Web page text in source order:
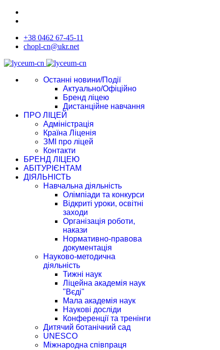
+38 0462 67-45-11
chopl-cn@ukr.net
Останні новини/Події
Актуально/Офіційно
Бренд ліцею
Дистанційне навчання
ПРО ЛІЦЕЙ
Адміністрація
Країна Ліценія
ЗМІ про ліцей
Контакти
БРЕНД ЛІЦЕЮ
АБІТУРІЄНТАМ
ДІЯЛЬНІСТЬ
Навчальна діяльність
Олімпіади та конкурси
Відкриті уроки, освітні
заходи
Організація роботи,
накази
Нормативно-правова
документація
Науково-методична
діяльність
Тижні наук
Ліцейна академія наук
"Вєді"
Мала академія наук
Наукові досліди
Конференції та тренінги
Дитячий ботанічний сад
UNESCO
Міжнародна співпраця